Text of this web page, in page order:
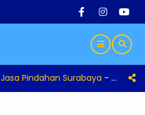
Jasa Pindahan Surabaya - Call